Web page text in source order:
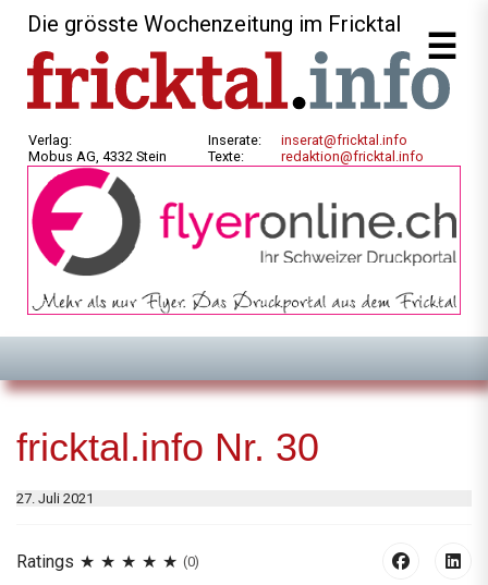
Die grösste Wochenzeitung im Fricktal
Verlag:
Mobus AG, 4332 Stein
Inserate:
Texte:
inserat@fricktal.info
redaktion@fricktal.info
fricktal.info Nr. 30
27. Juli 2021
Ratings (0)